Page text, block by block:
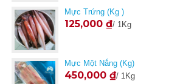
Mực Trứng (Kg )
125,000 ₫/ 1Kg
Mực Một Nắng (kg)
450,000 ₫/ 1Kg